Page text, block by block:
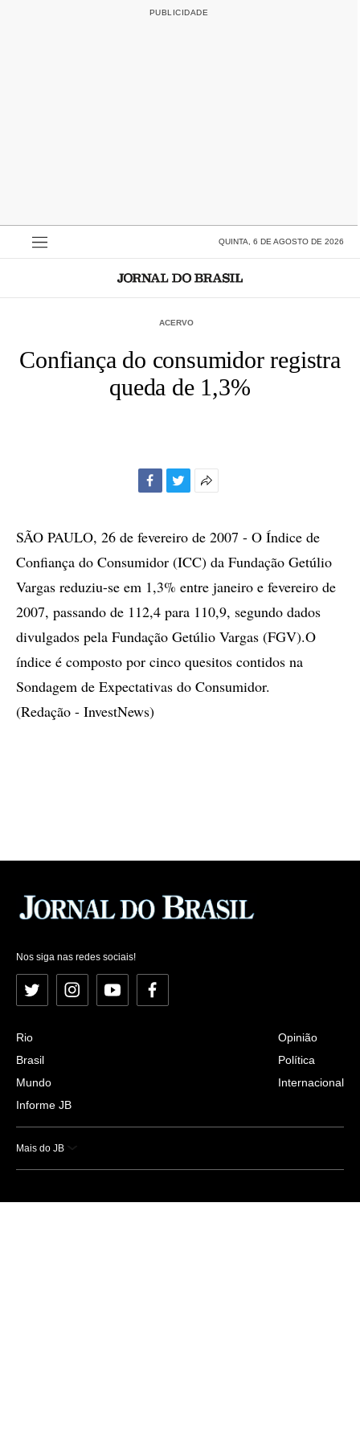
QUINTA, 6 DE AGOSTO DE 2026
ACERVO
Confiança do consumidor registra
queda de 1,3%
compartilhamento
SÃO PAULO, 26 de fevereiro de 2007 - O Índice de
Confiança do Consumidor (ICC) da Fundação Getúlio
Vargas reduziu-se em 1,3% entre janeiro e fevereiro de
2007, passando de 112,4 para 110,9, segundo dados
divulgados pela Fundação Getúlio Vargas (FGV).O
índice é composto por cinco quesitos contidos na
Sondagem de Expectativas do Consumidor.
(Redação - InvestNews)
Nos siga nas redes sociais!
Twitter InstagramYouTubeFacebook
Rio
Brasil
Mundo
Informe JB
Opinião
Política
Internacional
Mais do JB
Esportes